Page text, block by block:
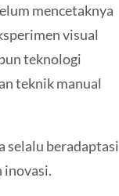
mencetaknya
visual
teknologi
teknik manual
selalu beradaptasi
inovasi.